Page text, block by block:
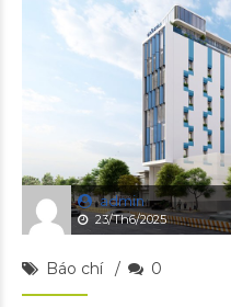
admin
23/Th6/2025
Báo chí 0